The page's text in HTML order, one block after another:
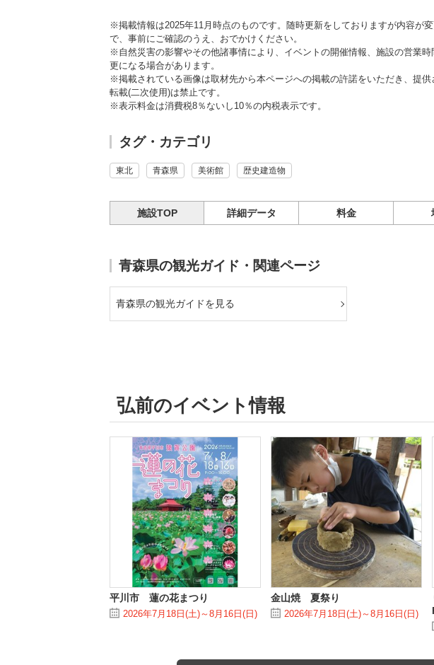
※掲載情報は2025年11月時点のものです。随時更新をしておりますが内容が
で、事前にご確認のうえ、おでかけください。
※自然災害の影響やその他諸事情により、イベントの開催情報、施設の営業
更になる場合があります。
※掲載されている画像は取材先から本ページへの掲載の許諾をいただき、提
転載(二次使用)は禁止です。
※表示料金は消費税8％ないし10％の内税表示です。
タグ・カテゴリ
東北 青森県 美術館 歴史建造物
施設TOP 詳細データ 料金
青森県の観光ガイド・関連ページ
青森県の観光ガイドを見る
弘前のイベント情報
平川市 蓮の花まつり
2026年7月18日(土)～8月16日(日)
金山焼 夏祭り
2026年7月18日(土)～8月16日(日)